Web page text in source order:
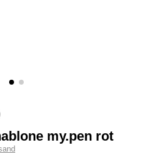
my.pen rot